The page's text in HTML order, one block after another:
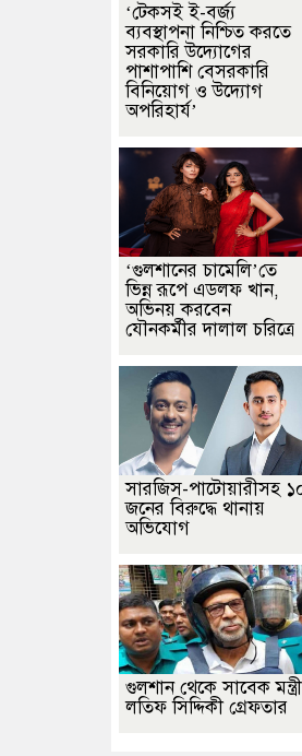
‘টেকসই ই-বর্জ্য
ব্যবস্থাপনা নিশ্চিত করতে
সরকারি উদ্যোগের
পাশাপাশি বেসরকারি
বিনিয়োগ ও উদ্যোগ
অপরিহার্য’
‘গুলশানের চামেলি’তে
ভিন্ন রূপে এডলফ খান,
অভিনয় করবেন
যৌনকর্মীর দালাল চরিত্রে
সারজিস-পাটোয়ারীসহ
জনের বিরুদ্ধে থানায়
অভিযোগ
গুলশান থেকে সাবেক মন্ত্রী
লতিফ সিদ্দিকী গ্রেফতার